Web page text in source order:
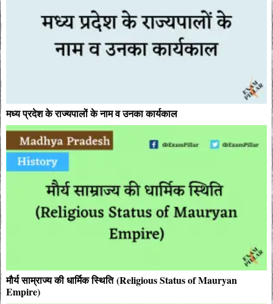
मध्य प्रदेश के राज्यपालों के नाम व उनका कार्यकाल
मौर्य साम्राज्य की धार्मिक स्थिति (Religious Status of Mauryan
Empire)